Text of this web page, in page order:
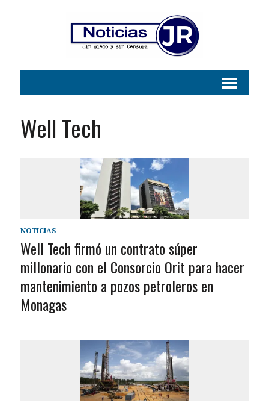
Well Tech
NOTICIAS
Well Tech firmó un contrato súper
millonario con el Consorcio Orit para hacer
mantenimiento a pozos petroleros en
Monagas